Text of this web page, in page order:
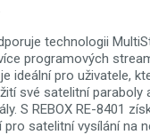
technologii
programových
ideální pro uživatele,
své satelitní paraboly
S REBOX RE-8401
satelitní vysílání na